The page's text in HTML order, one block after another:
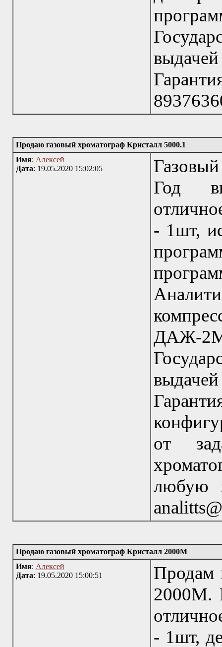
Продаю газовый хроматограф Кристалл 5000.1
Имя: Алексей
Дата: 19.05.2020 15:02:05
Год
- 1шт,
ДАЖ-
от
любую
Продаю газовый хроматограф Кристалл 2000М
Имя: Алексей
Дата: 19.05.2020 15:00:51
Продам
2000M.
- 1шт,